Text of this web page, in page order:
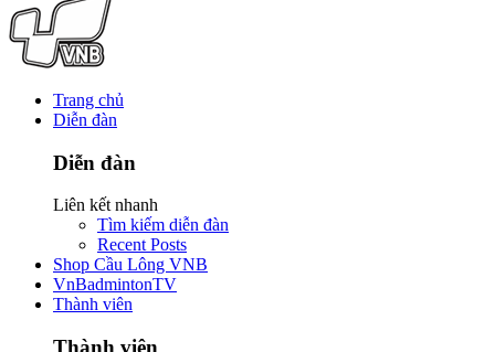
Trang chủ
Diễn đàn
Diễn đàn
Liên kết nhanh
Tìm kiếm diễn đàn
Recent Posts
Shop Cầu Lông VNB
VnBadmintonTV
Thành viên
Thành viên